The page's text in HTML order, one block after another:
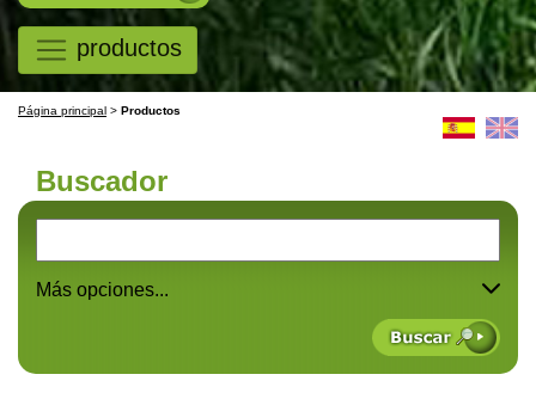
productos
Página principal > Productos
Buscador
Más opciones...